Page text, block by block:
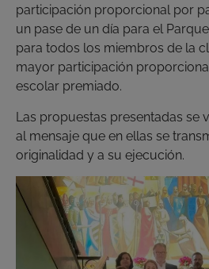
participación proporcional por
un pase de un día para el
para todos los miembros de la
mayor participación
escolar premiado.
Las propuestas presentadas se
al mensaje que en ellas se
originalidad y a su ejecución.